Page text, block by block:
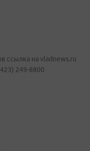
ссылка на vladnews.ru
249-8800